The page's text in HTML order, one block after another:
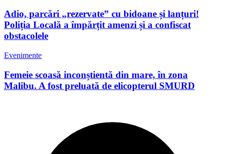
Adio, parcări „rezervate” cu bidoane și lanțuri!
Poliția Locală a împărțit amenzi și a confiscat
obstacolele
Evenimente
Femeie scoasă inconștientă din mare, în zona
Malibu. A fost preluată de elicopterul SMURD